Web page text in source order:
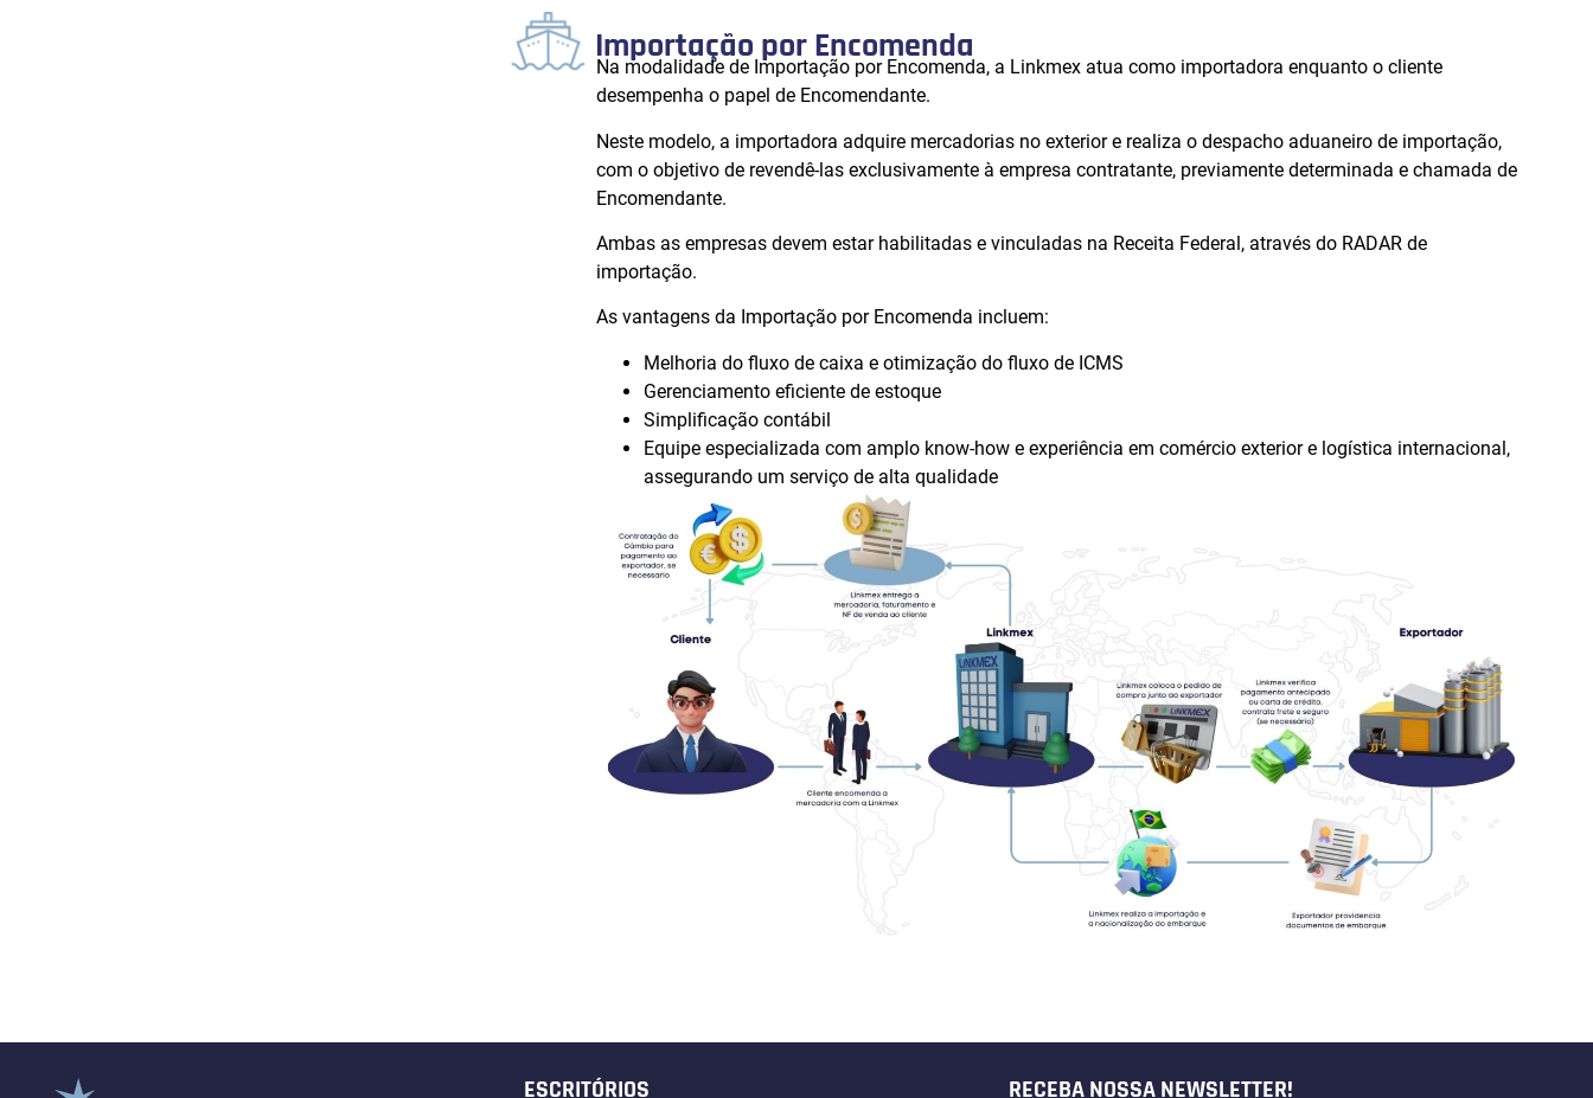
Importação por Encomenda
Na modalidade de Importação por Encomenda, a Linkmex atua como importadora enquanto o cliente
desempenha o papel de Encomendante.
Neste modelo, a importadora adquire mercadorias no exterior e realiza o despacho aduaneiro de importação,
com o objetivo de revendê-las exclusivamente à empresa contratante, previamente determinada e chamada de
Encomendante.
Ambas as empresas devem estar habilitadas e vinculadas na Receita Federal, através do RADAR de
importação.
As vantagens da Importação por Encomenda incluem:
Melhoria do fluxo de caixa e otimização do fluxo de ICMS
Gerenciamento eficiente de estoque
Simplificação contábil
Equipe especializada com amplo know-how e experiência em comércio exterior e logística internacional,
assegurando um serviço de alta qualidade
ESCRITÓRIOS RECEBA NOSSA NEWSLETTER!